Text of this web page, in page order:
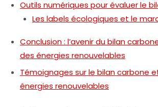
Outils numériques pour évaluer le
Les labels écologiques et le
Conclusion : l’avenir du bilan
des énergies renouvelables
Témoignages sur le bilan carbone
énergies renouvelables